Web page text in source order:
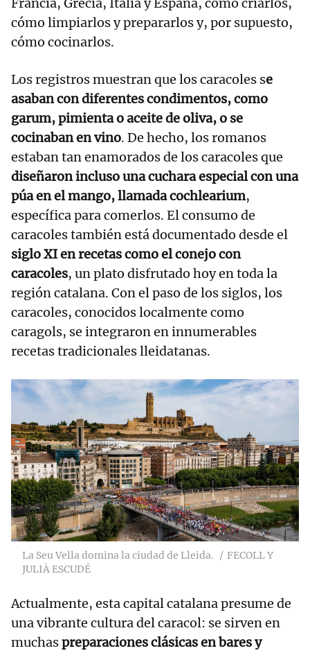
cómo limpiarlos y prepararlos y, por supuesto,
cómo cocinarlos.
Los registros muestran que los caracoles se
asaban con diferentes condimentos, como
garum, pimienta o aceite de oliva, o se
cocinaban en vino. De hecho, los romanos
estaban tan enamorados de los caracoles que
diseñaron incluso una cuchara especial con una
púa en el mango, llamada cochlearium,
específica para comerlos. El consumo de
caracoles también está documentado desde el
siglo XI en recetas como el conejo con
caracoles, un plato disfrutado hoy en toda la
región catalana. Con el paso de los siglos, los
caracoles, conocidos localmente como
caragols, se integraron en innumerables
recetas tradicionales lleidatanas.
La Seu Vella domina la ciudad de Lleida.
FECOLL Y
JULIÀ ESCUDÉ
Actualmente, esta capital catalana presume de
una vibrante cultura del caracol: se sirven en
muchaspreparaciones clásicas en bares y